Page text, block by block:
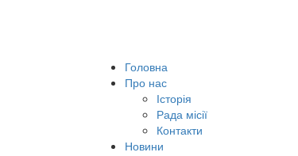
Головна
Про нас
Історія
Рада місії
Контакти
Новини